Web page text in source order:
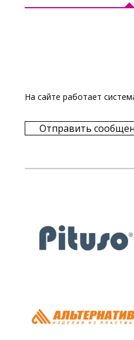
На сайте работает
Отправить